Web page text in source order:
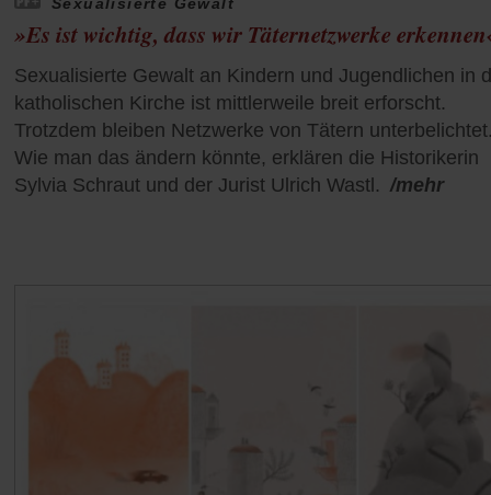
Sexualisierte Gewalt
»Es ist wichtig, dass wir Täternetzwerke
Sexualisierte Gewalt an Kindern und Jugendlichen in
katholischen Kirche ist mittlerweile breit erforscht.
Trotzdem bleiben Netzwerke von Tätern
Wie man das ändern könnte, erklären die Historikerin
Sylvia Schraut und der Jurist Ulrich Wastl. /mehr